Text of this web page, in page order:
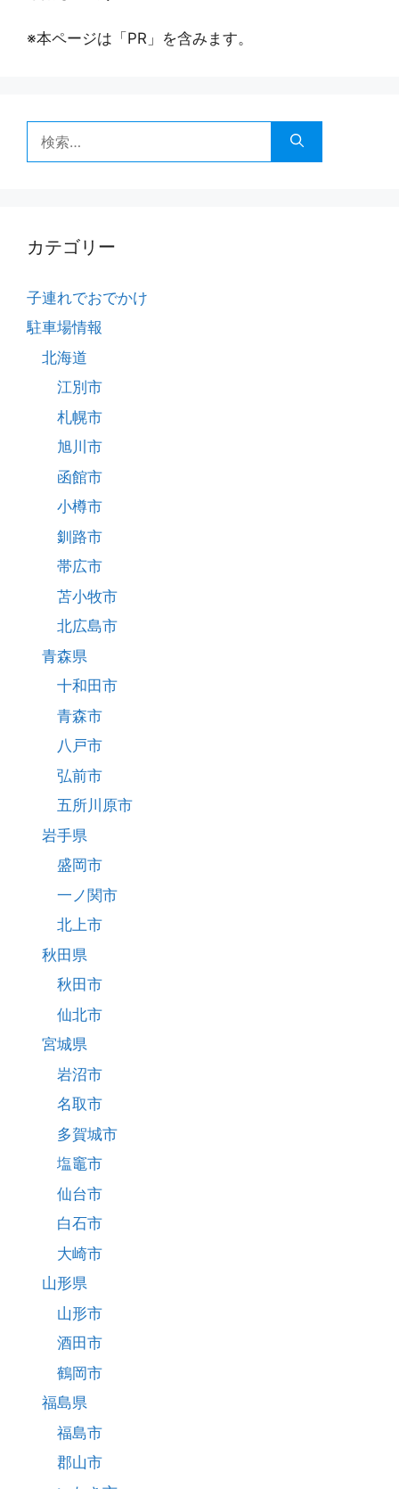
※本ページは「PR」を含みます。
索:
カテゴリー
子連れでおでかけ
駐車場情報
北海道
江別市
札幌市
旭川市
函館市
小樽市
釧路市
帯広市
苫小牧市
北広島市
青森県
十和田市
青森市
八戸市
弘前市
五所川原市
岩手県
盛岡市
一ノ関市
北上市
秋田県
秋田市
仙北市
宮城県
岩沼市
名取市
多賀城市
塩竈市
仙台市
白石市
大崎市
山形県
山形市
酒田市
鶴岡市
福島県
福島市
郡山市